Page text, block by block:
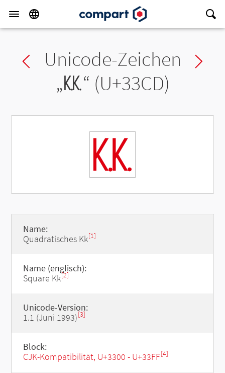
Previous char
Unicode-Zeichen
„㏍“ (U+33CD)
㏍
Name:
Quadratisches Kk[1]
Name (englisch):
Square Kk[2]
Unicode-Version:
1.1 (Juni 1993)[3]
Block:
CJK-Kompatibilität, U+3300 - U+33FF[4]